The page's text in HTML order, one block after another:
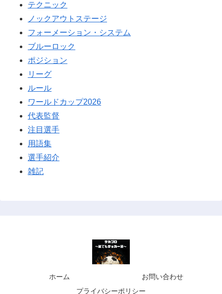
テクニック
ノックアウトステージ
フォーメーション・システム
ブルーロック
ポジション
リーグ
ルール
ワールドカップ2026
代表監督
注目選手
用語集
選手紹介
雑記
ホーム
お問い合わせ
プライバシーポリシー